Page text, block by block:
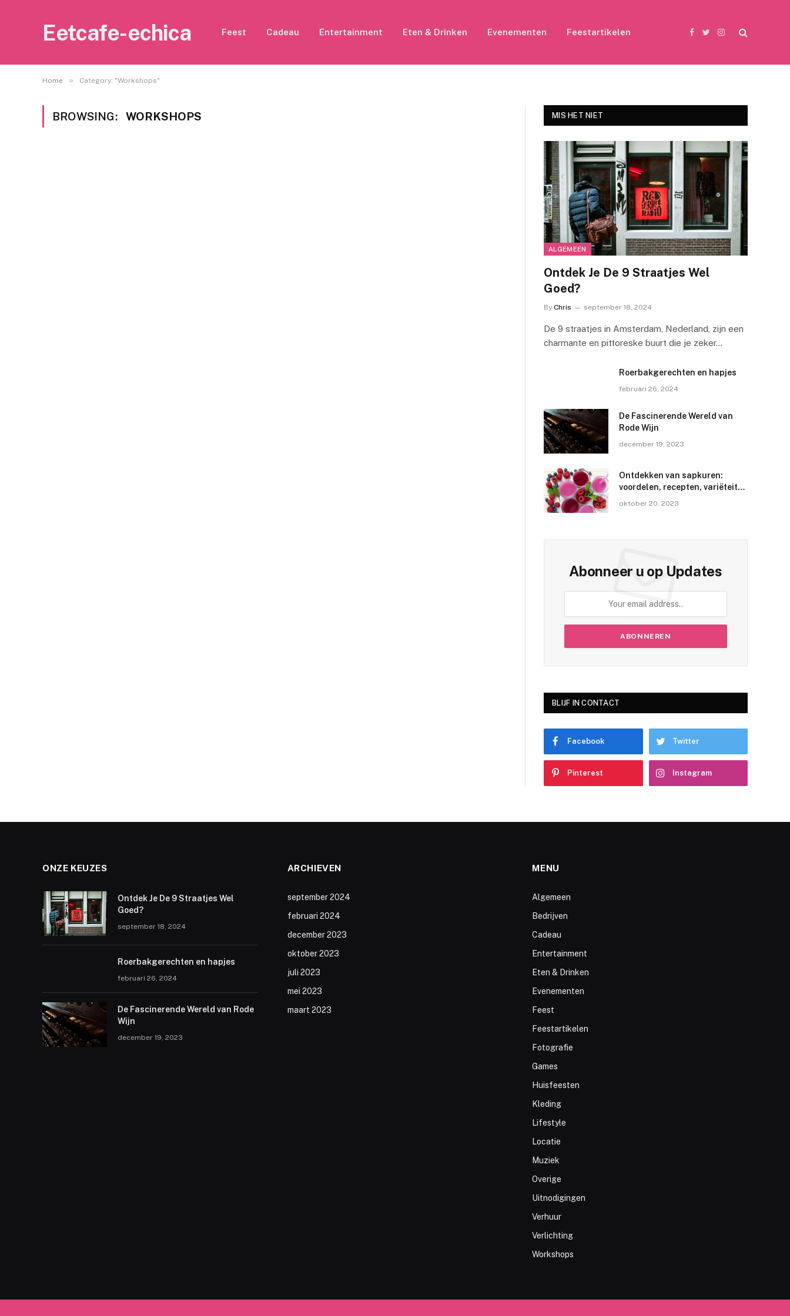
Eetcafe-echica Feest Cadeau Entertainment Eten & Drinken Evenementen Feestartikelen
Facebook
TwitterInstagram
Home » Category: "Workshops"
BROWSING: WORKSHOPS MIS HET NIET
ALGEMEEN
Ontdek Je De 9 Straatjes Wel
Goed?
By Chris september 18, 2024
De 9 straatjes in Amsterdam, Nederland, zijn een
charmante en pittoreske buurt die je zeker…
Roerbakgerechten en hapjes
februari 26, 2024
De Fascinerende Wereld van
Rode Wijn
december 19, 2023
Ontdekken van sapkuren:
voordelen, recepten, variëteiten
oktober 20, 2023
Abonneer u op Updates
BLIJF IN CONTACT
Facebook Twitter
Pinterest Instagram
ONZE KEUZES
Ontdek Je De 9 Straatjes Wel
Goed?
september 18, 2024
Roerbakgerechten en hapjes
februari 26, 2024
De Fascinerende Wereld van Rode
Wijn
december 19, 2023
ARCHIEVEN
september 2024
februari 2024
december 2023
oktober 2023
juli 2023
mei 2023
maart 2023
MENU
Algemeen
Bedrijven
Cadeau
Entertainment
Eten & Drinken
Evenementen
Feest
Feestartikelen
Fotografie
Games
Huisfeesten
Kleding
Lifestyle
Locatie
Muziek
Overige
Uitnodigingen
Verhuur
Verlichting
Workshops